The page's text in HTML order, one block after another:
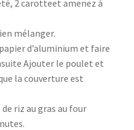
2 carotteet amenez à
mélanger.
d’aluminium et faire
Ajouter le poulet et
la couverture est
riz au gras au four